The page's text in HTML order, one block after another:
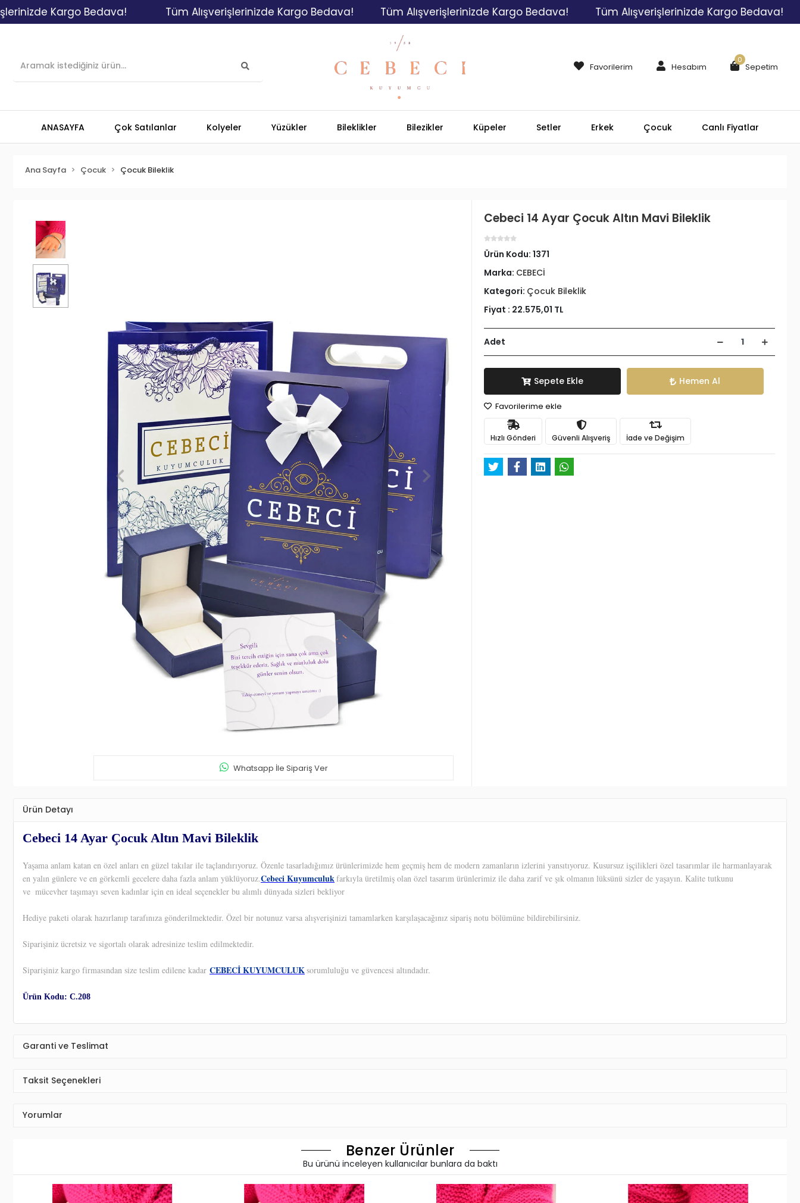
Kargo Bedava! Tüm Alışverişlerinizde Kargo Bedava! Tüm Alışverişlerinizde Kargo Bedava! Tüm Alışverişlerinizde Kargo Bedava!
Favorilerim Hesabım Sepetim
0
ANASAYFA Çok Satılanlar Kolyeler Yüzükler Bileklikler Bilezikler Küpeler Setler Erkek Çocuk Canlı Fiyatlar
Ana Sayfa Çocuk Çocuk Bileklik
Whatsapp İle Sipariş Ver
Cebeci 14 Ayar Çocuk Altın Mavi Bileklik
Ürün Kodu: 1371
Marka: CEBECİ
Kategori: Çocuk Bileklik
Fiyat : 22.575,01 TL
Adet
Sepete Ekle Hemen Al
Favorilerime ekle
Hızlı Gönderi Güvenli Alışveriş İade ve Değişim
Ürün Detayı
Cebeci 14 Ayar Çocuk Altın Mavi Bileklik
Yaşama anlam katan en özel anları en güzel takılar ile taçlandırıyoruz. Özenle tasarladığımız ürünlerimizde hem geçmiş hem de modern zamanların izlerini yansıtıyoruz. Kusursuz işçilikleri özel tasarımlar ile harmanlayarak
en yalın günlere ve en görkemli gecelere daha fazla anlam yüklüyoruz.Cebeci Kuyumculukfarkıyla üretilmiş olan özel tasarım ürünlerimiz ile daha zarif ve şık olmanın lüksünü sizler de yaşayın. Kalite tutkunu
ve mücevher taşımayı seven kadınlar için en ideal seçenekler bu alımlı dünyada sizleri bekliyor
Hediye paketi olarak hazırlanıp tarafınıza gönderilmektedir. Özel bir notunuz varsa alışverişinizi tamamlarken karşılaşacağınız sipariş notu bölümüne bildirebilirsiniz.
Siparişiniz ücretsiz ve sigortalı olarak adresinize teslim edilmektedir.
Siparişiniz kargo firmasından size teslim edilene kadar CEBECİ KUYUMCULUKsorumluluğu ve güvencesi altındadır.
Ürün Kodu: C.208
Garanti ve Teslimat
Taksit Seçenekleri
Yorumlar
Benzer Ürünler
Bu ürünü inceleyen kullanıcılar bunlara da baktı